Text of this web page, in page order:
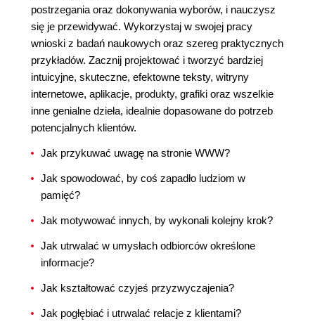
postrzegania oraz dokonywania wyborów, i nauczysz
się je przewidywać. Wykorzystaj w swojej pracy
wnioski z badań naukowych oraz szereg praktycznych
przykładów. Zacznij projektować i tworzyć bardziej
intuicyjne, skuteczne, efektowne teksty, witryny
internetowe, aplikacje, produkty, grafiki oraz wszelkie
inne genialne dzieła, idealnie dopasowane do potrzeb
potencjalnych klientów.
Jak przykuwać uwagę na stronie WWW?
Jak spowodować, by coś zapadło ludziom w
pamięć?
Jak motywować innych, by wykonali kolejny krok?
Jak utrwalać w umysłach odbiorców określone
informacje?
Jak kształtować czyjeś przyzwyczajenia?
Jak pogłębiać i utrwalać relacje z klientami?